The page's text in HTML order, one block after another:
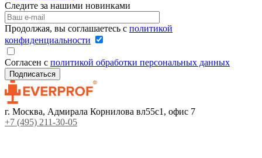
Следите за нашими новинками
Продолжая, вы соглашаетесь с политикой
конфиденциальности
Согласен с политикой обработки персональных данных
г. Москва, Адмирала Корнилова вл55с1, офис 7
+7 (495) 211-30-05